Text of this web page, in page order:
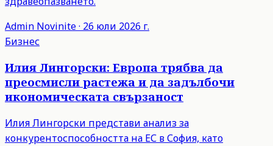
Admin Novinite· 26 юли 2026 г.
Бизнес
Илия Лингорски: Европа трябва да
преосмисли растежа и да задълбочи
икономическата свързаност
Илия Лингорски представи анализ за
конкурентоспособността на ЕС в София, като